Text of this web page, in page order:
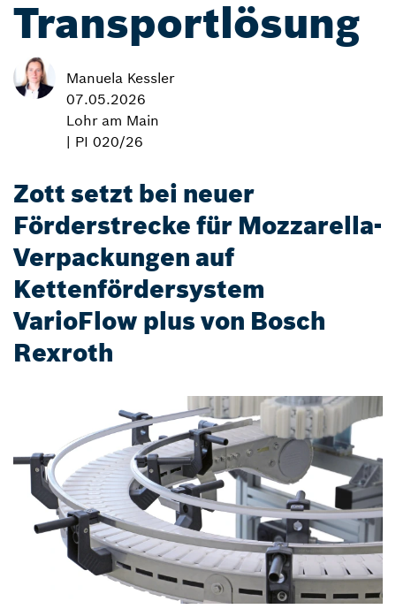
Transportlösung
Manuela Kessler
07.05.2026
Lohr am Main
| PI 020/26
Zott setzt bei neuer
Förderstrecke für Mozzarella-
Verpackungen auf
Kettenfördersystem
VarioFlow plus von Bosch
Rexroth